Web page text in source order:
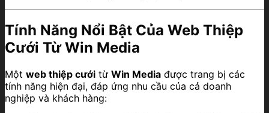
Tính Năng Nổi Bật Của Web Thiệp
Cưới Từ Win Media
Một web thiệp cưới từ Win Media được trang bị các
tính năng hiện đại, đáp ứng nhu cầu của cả doanh
nghiệp và khách hàng: